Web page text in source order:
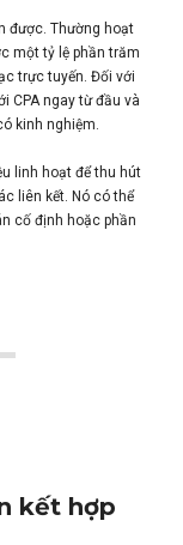
được. Thường hoạt
một tỷ lệ phần trăm
trực tuyến. Đối với
CPA ngay từ đầu và
kinh nghiệm.
linh hoạt để thu hút
liên kết. Nó có thể
cố định hoặc phần
kết hợp